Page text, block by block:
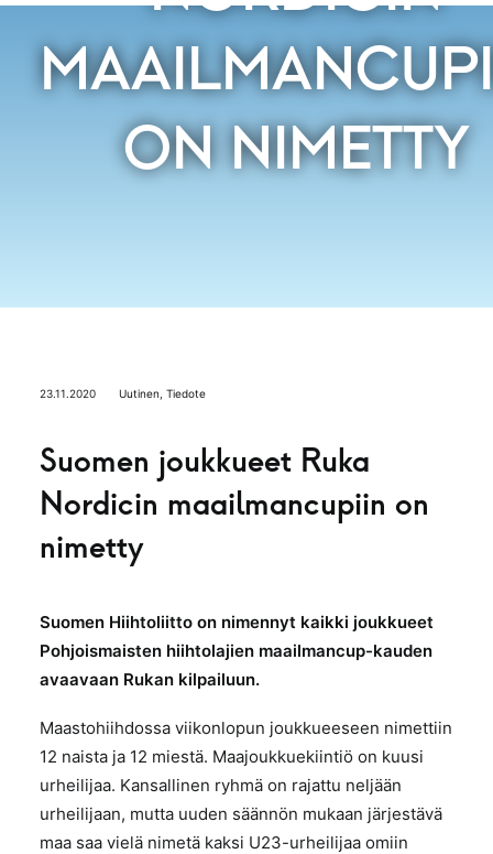
ON NIMETTY
23.11.2020 Uutinen Tiedote
Suomen joukkueet Ruka
Nordicin maailmancupiin on
nimetty
Suomen Hiihtoliitto on nimennyt kaikki joukkueet
Pohjoismaisten hiihtolajien maailmancup-kauden
avaavaan Rukan kilpailuun.
Maastohiihdossa viikonlopun joukkueeseen nimettiin
12 naista ja 12 miestä. Maajoukkuekiintiö on kuusi
urheilijaa. Kansallinen ryhmä on rajattu neljään
urheilijaan, mutta uuden säännön mukaan järjestävä
maa saa vielä nimetä kaksi U23-urheilijaa omiin